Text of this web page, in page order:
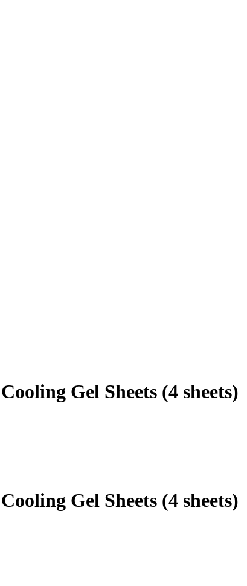
Gel Sheets (4 sheets)
Gel Sheets (4 sheets)